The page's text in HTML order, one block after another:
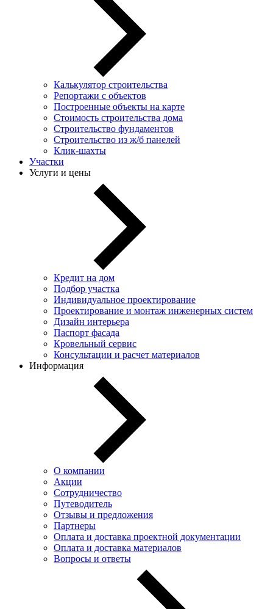
Калькулятор строительства
Репортажи с объектов
Построенные объекты на карте
Стоимость строительства дома
Строительство фундаментов
Строительство из ж/б панелей
Клик-шахты
Участки
Услуги и цены
Кредит на дом
Подбор участка
Индивидуальное проектирование
Проектирование и монтаж инженерных систем
Дизайн интерьера
Паспорт фасада
Кровельный сервис
Консультации и расчет материалов
Информация
О компании
Акции
Сотрудничество
Путеводитель
Отзывы и предложения
Партнеры
Оплата и доставка проектной документации
Оплата и доставка материалов
Вопросы и ответы